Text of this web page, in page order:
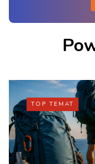
TOP TEMAT